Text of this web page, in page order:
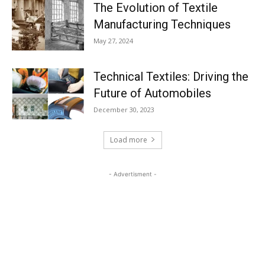
The Evolution of Textile
Manufacturing Techniques
May 27, 2024
Technical Textiles: Driving the
Future of Automobiles
December 30, 2023
Load more
- Advertisment -